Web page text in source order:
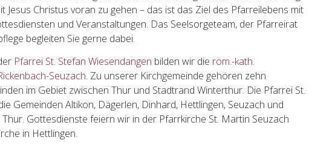
Jesus Christus voran zu gehen – das ist das Ziel des Pfarreilebens mit
und Veranstaltungen. Das Seelsorgeteam, der Pfarreirat
begleiten Sie gerne dabei.
Pfarrei St. Stefan Wiesendangen bilden wir die röm.-kath.
Seuzach. Zu unserer Kirchgemeinde gehören zehn
im Gebiet zwischen Thur und Stadtrand Winterthur. Die Pfarrei St.
Gemeinden Altikon, Dägerlen, Dinhard, Hettlingen, Seuzach und
Gottesdienste feiern wir in der Pfarrkirche St. Martin Seuzach
in Hettlingen.